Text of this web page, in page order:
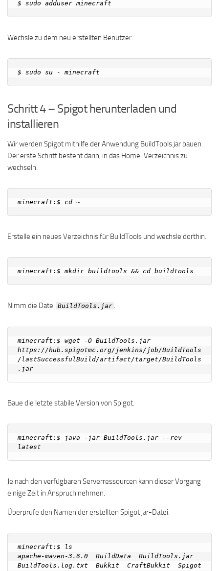
Wechsle zu dem neu erstellten Benutzer.
Schritt 4 – Spigot herunterladen und
installieren
Wir werden Spigot mithilfe der Anwendung BuildTools.jar bauen.
Der erste Schritt besteht darin, in das Home-Verzeichnis zu
wechseln.
Erstelle ein neues Verzeichnis für BuildTools und wechsle dorthin.
Nimm die Datei BuildTools.jar .
minecraft:$ wget -O BuildTools.jar
https://hub.spigotmc.org/jenkins/job/BuildTools
/lastSuccessfulBuild/artifact/target/BuildTools
Baue die letzte stabile Version von Spigot.
minecraft:$ java -jar BuildTools.jar --rev
Je nach den verfügbaren Serverressourcen kann dieser Vorgang
einige Zeit in Anspruch nehmen.
Überprüfe den Namen der erstellten Spigot jar-Datei.
minecraft:$ ls
apache-maven-3.6.0  BuildData  BuildTools.jar
BuildTools.log.txt  Bukkit  CraftBukkit  Spigot